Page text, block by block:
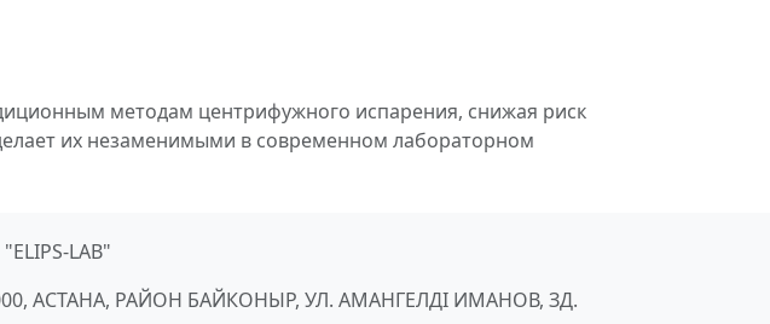
методам центрифужного испарения, снижая риск
их незаменимыми в современном лабораторном
LAB"
АСТАНА, РАЙОН БАЙКОНЫР, УЛ. АМАНГЕЛДІ ИМАНОВ, ЗД.